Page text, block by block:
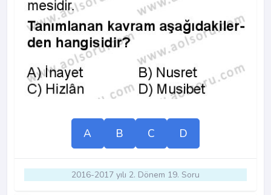
A B C D
2016-2017 yılı 2. Dönem 19. Soru